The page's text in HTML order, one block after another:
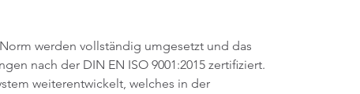
werden vollständig umgesetzt und das
nach der DIN EN ISO 9001:2015 zertifiziert.
weiterentwickelt, welches in der